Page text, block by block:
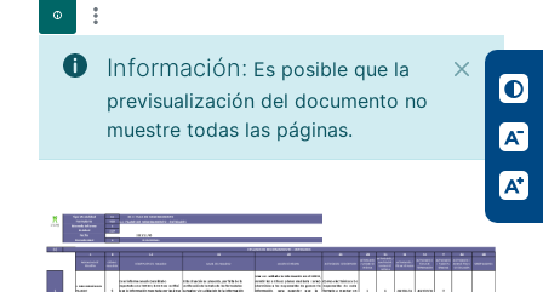
Información: Es posible que la
previsualización del documento no
muestre todas las páginas.